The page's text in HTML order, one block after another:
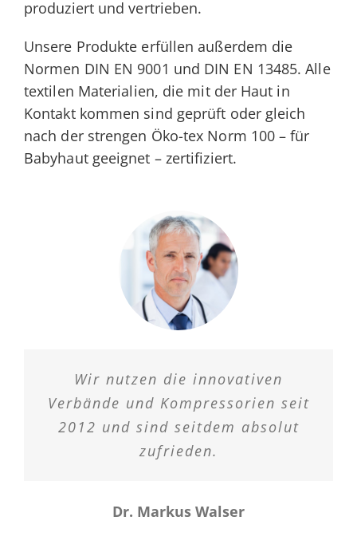
produziert und vertrieben.
Unsere Produkte erfüllen außerdem die
Normen DIN EN 9001 und DIN EN 13485. Alle
textilen Materialien, die mit der Haut in
Kontakt kommen sind geprüft oder gleich
nach der strengen Öko-tex Norm 100 – für
Babyhaut geeignet – zertifiziert.
Wir nutzen die innovativen
Verbände und Kompressorien seit
2012 und sind seitdem absolut
zufrieden.
Dr. Markus Walser